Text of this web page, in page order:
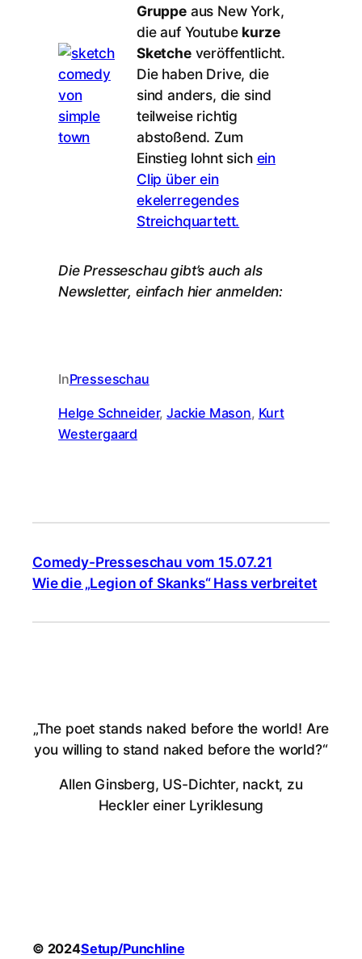
Gruppeaus New York,
die auf Youtube kurze
Sketcheveröffentlicht.
Die haben Drive, die
sind anders, die sind
teilweise richtig
abstoßend. Zum
Einstieg lohnt sich ein
Clip über ein
ekelerregendes
Streichquartett.
Die Presseschau gibt’s auch als
Newsletter, einfach hier anmelden:
InPresseschau
Helge Schneider, Jackie Mason, Kurt
Westergaard
Comedy-Presseschau vom 15.07.21
Wie die „Legion of Skanks“ Hass verbreitet
„The poet stands naked before the world! Are
you willing to stand naked before the world?“
Allen Ginsberg, US-Dichter, nackt, zu
Heckler einer Lyriklesung
© 2024Setup/Punchline